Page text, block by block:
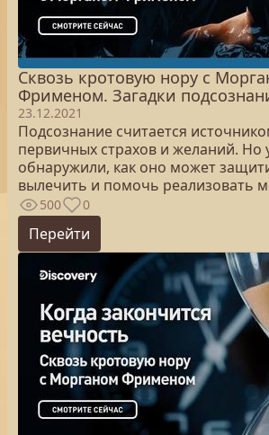
Сквозь кротовую нору с
Фрименом. Загадки
23.12.2021
Подсознание считается
первичных страхов и желаний. Но
обнаружили, как оно может
вылечить и помочь реализовать
500 0
Перейти